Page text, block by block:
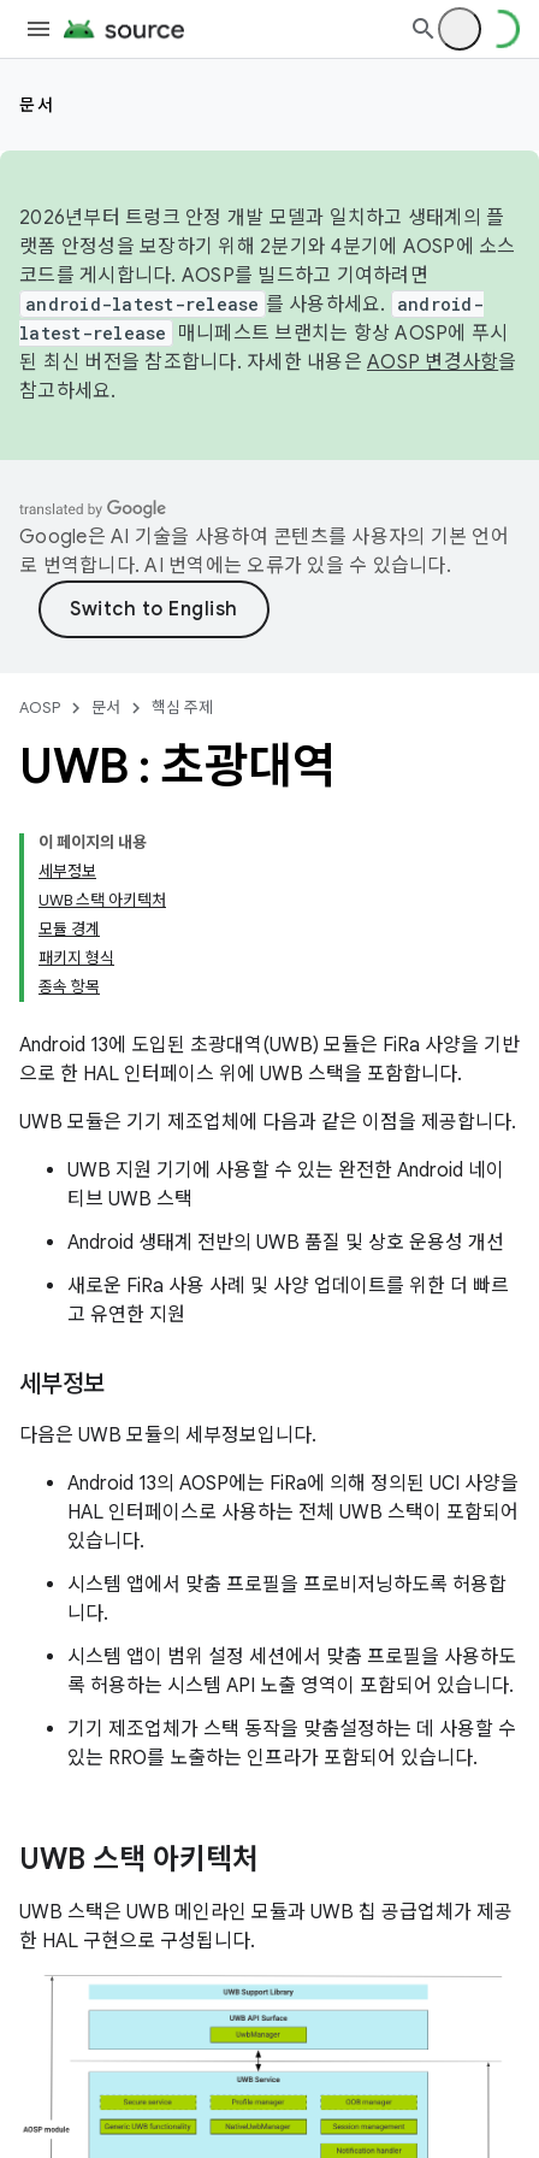
문서
2026년부터 트렁크 안정 개발 모델과 일치하고 생태계의 플
랫폼 안정성을 보장하기 위해 2분기와 4분기에 AOSP에 소스
코드를 게시합니다. AOSP를 빌드하고 기여하려면
android-latest-release 를 사용하세요.
android-
latest-release
매니페스트 브랜치는 항상 AOSP에 푸시
된 최신 버전을 참조합니다. 자세한 내용은 AOSP 변경사항을
참고하세요.
Google은 AI 기술을 사용하여 콘텐츠를 사용자의 기본 언어
로 번역합니다. AI 번역에는 오류가 있을 수 있습니다.
AOSP 문서 핵심 주제
UWB : 초광대역
이 페이지의 내용
세부정보
UWB 스택 아키텍처
모듈 경계
패키지 형식
종속 항목
Android 13에 도입된 초광대역(UWB) 모듈은 FiRa 사양을 기반
으로 한 HAL 인터페이스 위에 UWB 스택을 포함합니다.
UWB 모듈은 기기 제조업체에 다음과 같은 이점을 제공합니다.
UWB 지원 기기에 사용할 수 있는 완전한 Android 네이
티브 UWB 스택
Android 생태계 전반의 UWB 품질 및 상호 운용성 개선
새로운 FiRa 사용 사례 및 사양 업데이트를 위한 더 빠르
고 유연한 지원
세부정보
다음은 UWB 모듈의 세부정보입니다.
Android 13의 AOSP에는 FiRa에 의해 정의된 UCI 사양을
HAL 인터페이스로 사용하는 전체 UWB 스택이 포함되어
있습니다.
시스템 앱에서 맞춤 프로필을 프로비저닝하도록 허용합
니다.
시스템 앱이 범위 설정 세션에서 맞춤 프로필을 사용하도
록 허용하는 시스템 API 노출 영역이 포함되어 있습니다.
기기 제조업체가 스택 동작을 맞춤설정하는 데 사용할 수
있는 RRO를 노출하는 인프라가 포함되어 있습니다.
UWB 스택 아키텍처
UWB 스택은 UWB 메인라인 모듈과 UWB 칩 공급업체가 제공
한 HAL 구현으로 구성됩니다.